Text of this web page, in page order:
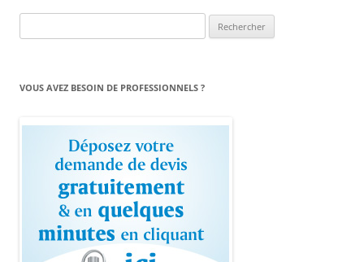
VOUS AVEZ BESOIN DE PROFESSIONNELS ?